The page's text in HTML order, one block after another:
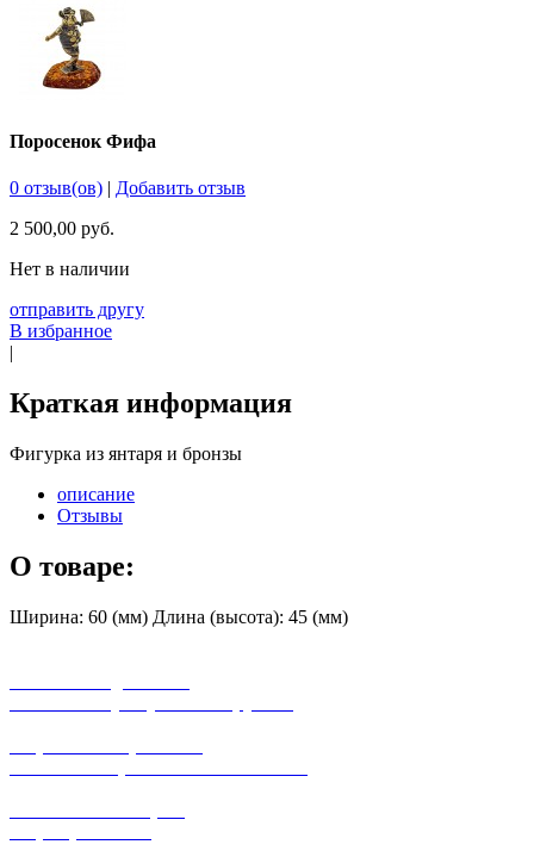
Поросенок Фифа
0 отзыв(ов) | Добавить отзыв
2 500,00 руб.
Нет в наличии
отправить другу
В избранное
|
Краткая информация
Фигурка из янтаря и бронзы
описание
Отзывы
О товаре:
Ширина: 60 (мм) Длина (высота): 45 (мм)